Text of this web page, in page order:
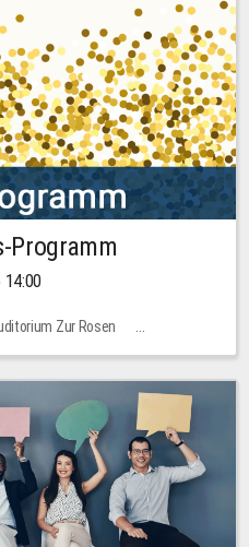
Programm
14:00
Zur Rosen